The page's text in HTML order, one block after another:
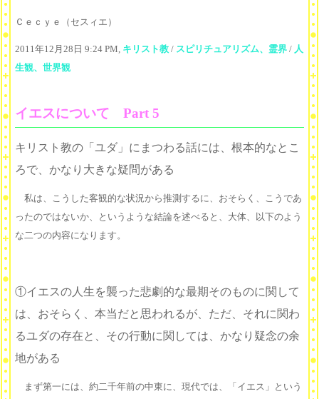
Ｃｅｃｙｅ（セスィエ）
2011年12月28日 9:24 PM, キリスト教 / スピリチュアリズム、霊界 / 人
生観、世界観
イエスについて Part 5
キリスト教の「ユダ」にまつわる話には、根本的なとこ
ろで、かなり大きな疑問がある
私は、こうした客観的な状況から推測するに、おそらく、こうであ
ったのではないか、というような結論を述べると、大体、以下のよう
な二つの内容になります。
①イエスの人生を襲った悲劇的な最期そのものに関して
は、おそらく、本当だと思われるが、ただ、それに関わ
るユダの存在と、その行動に関しては、かなり疑念の余
地がある
まず第一には、約二千年前の中東に、現代では、「イエス」という